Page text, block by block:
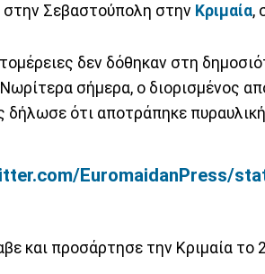
στην Σεβαστούπολη στην Κριμαία,
δεν δόθηκαν στη
σήμερα, ο διορισμένος
δήλωσε ότι αποτράπηκε
EuromaidanPress/
και προσάρτησε την Κριμαία το